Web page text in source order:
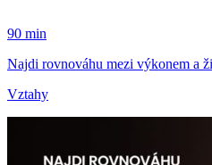
90 min
Najdi rovnováhu mezi výkonem a
Vztahy